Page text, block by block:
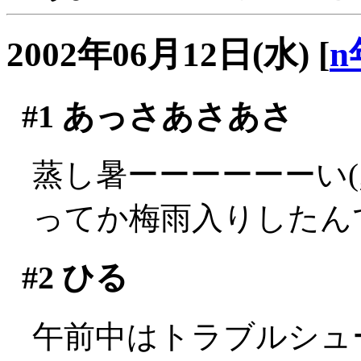
2002年06月12日(水) [n
#1 あっさあさあさ
蒸し暑ーーーーーーい
ってか梅雨入りした
#2 ひる
午前中はトラブルシ